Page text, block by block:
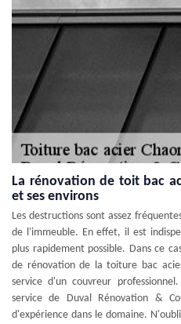
La rénovation de toit bac
et ses environs
Les destructions sont assez
de l'immeuble. En effet, il est
plus rapidement possible. Dans ce
de rénovation de la toiture bac
service d'un couvreur
service de Duval Rénovation &
d'expérience dans le domaine.